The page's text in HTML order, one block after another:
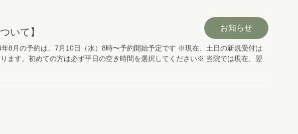
お知らせ
いて】
8月の予約は、7月10日（水）8時〜予約開始予定です ※現在、土日の新規受付は
ます。初めての方は必ず平日の空き時間を選択してください※ 当院では現在、翌